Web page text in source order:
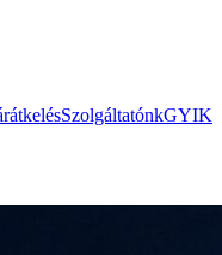
SzolgáltatónkGYIK